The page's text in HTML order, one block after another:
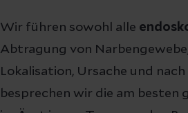
Wir führen sowohl alle
Abtragung von
Lokalisation, Ursache und
besprechen wir die am besten